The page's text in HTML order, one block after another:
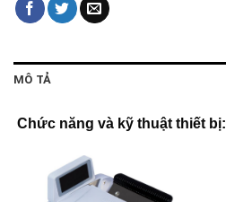
MÔ TẢ
Chức năng và kỹ thuật thiết bị: